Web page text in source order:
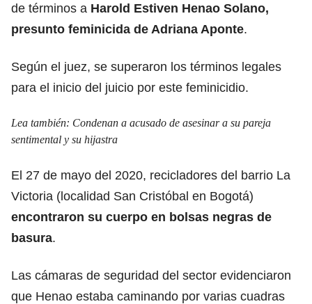
de términos a Harold Estiven Henao Solano,
presunto feminicida de Adriana Aponte.
Según el juez, se superaron los términos legales
para el inicio del juicio por este feminicidio.
Lea también: Condenan a acusado de asesinar a su pareja
sentimental y su hijastra
El 27 de mayo del 2020, recicladores del barrio La
Victoria (localidad San Cristóbal en Bogotá)
encontraron su cuerpo en bolsas negras de
basura.
Las cámaras de seguridad del sector evidenciaron
que Henao estaba caminando por varias cuadras